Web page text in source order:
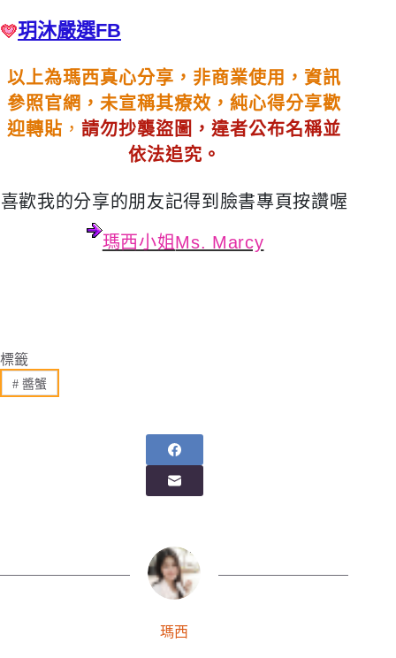
玥沐嚴選FB
以上為瑪西真心分享，非商業使用，資訊
參照官網，未宣稱其療效，純心得分享歡
迎轉貼 ，請勿抄襲盜圖，違者公布名稱並
依法追究。
喜歡我的分享的朋友記得到臉書專頁按讚喔
瑪西小姐Ms. Marcy
標籤
#醬蟹
瑪西